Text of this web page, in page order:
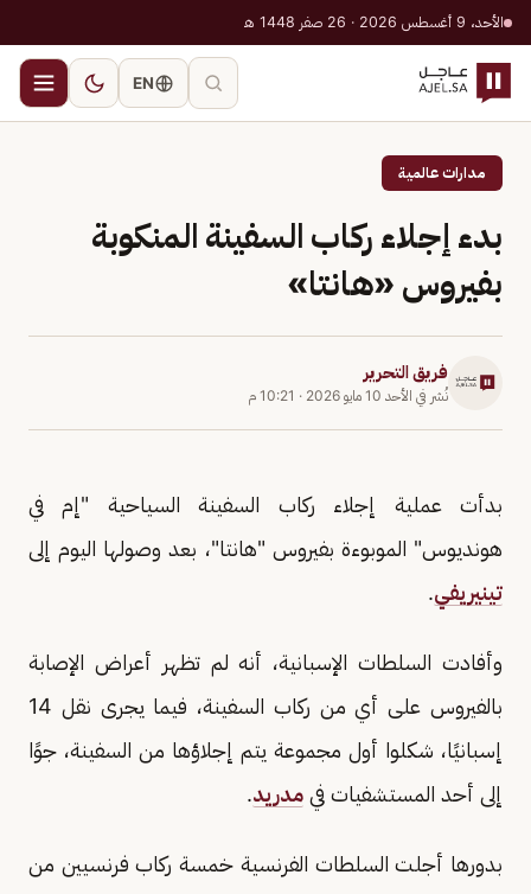
الأحد، 9 أغسطس 2026 · 26 صفر 1448 هـ
EN
مدارات عالمية
بدء إجلاء ركاب السفينة المنكوبة
بفيروس «هانتا»
فريق التحرير
نُشر في الأحد 10 مايو 2026 · 10:21 م
بدأت عملية إجلاء ركاب السفينة السياحية "إم في
هونديوس" الموبوءة بفيروس "هانتا"، بعد وصولها اليوم إلى
تينيريفي.
وأفادت السلطات الإسبانية، أنه لم تظهر أعراض الإصابة
بالفيروس على أي من ركاب السفينة، فيما يجرى نقل 14
إسبانيًا، شكلوا أول مجموعة يتم إجلاؤها من السفينة، جوًا
إلى أحد المستشفيات في مدريد.
بدورها أجلت السلطات الفرنسية خمسة ركاب فرنسيين من